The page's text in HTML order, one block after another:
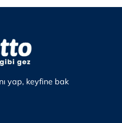
yap, keyfine bak